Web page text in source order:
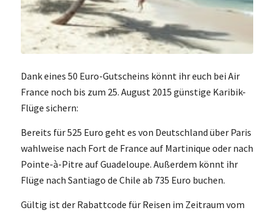
Dank eines 50 Euro-Gutscheins könnt ihr euch bei Air
France noch bis zum 25. August 2015 günstige Karibik-
Flüge sichern:
Bereits für 525 Euro geht es von Deutschland über Paris
wahlweise nach Fort de France auf Martinique oder nach
Pointe-à-Pitre auf Guadeloupe. Außerdem könnt ihr
Flüge nach Santiago de Chile ab 735 Euro buchen.
Gültig ist der Rabattcode für Reisen im Zeitraum vom